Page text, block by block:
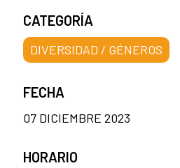
CATEGORÍA
DIVERSIDAD / GÉNEROS
FECHA
07 DICIEMBRE 2023
HORARIO